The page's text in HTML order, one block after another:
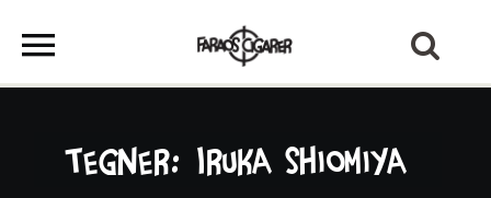
Tegner: Iruka Shiomiya